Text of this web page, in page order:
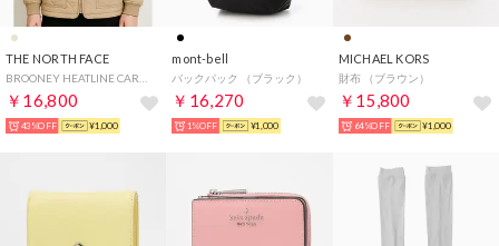
THE NORTH FACE
￥16,800
43%OFF ¥1,000
mont-bell
バックパック （ブラック）
￥16,270
1%OFF ¥1,000
MICHAEL KORS
財布 （ブラウン）
￥15,800
64%OFF ¥1,000